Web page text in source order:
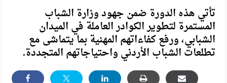
تأتي هذه الدورة ضمن جهود وزارة الشباب
المستمرة لتطوير الكوادر العاملة في الميدان
الشبابي، ورفع كفاءاتهم المهنية بما يتماشى مع
تطلعات الشباب الأردني واحتياجاتهم المتجددة.